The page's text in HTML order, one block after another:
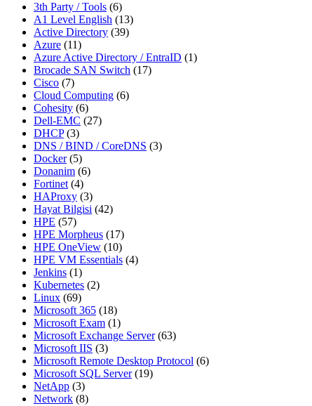
3th Party / Tools (6)
A1 Level English (13)
Active Directory (39)
Azure (11)
Azure Active Directory / EntraID (1)
Brocade SAN Switch (17)
Cisco (7)
Cloud Computing (6)
Cohesity (6)
Dell-EMC (27)
DHCP(3)
DNS / BIND / CoreDNS (3)
Docker(5)
Donanim (6)
Fortinet (4)
HAProxy (3)
Hayat Bilgisi (42)
HPE (57)
HPE Morpheus (17)
HPE OneView (10)
HPE VM Essentials (4)
Jenkins (1)
Kubernetes (2)
Linux (69)
Microsoft 365 (18)
Microsoft Exam (1)
Microsoft Exchange Server(63)
Microsoft IIS (3)
Microsoft Remote Desktop Protocol (6)
Microsoft SQL Server(19)
NetApp (3)
Network (8)